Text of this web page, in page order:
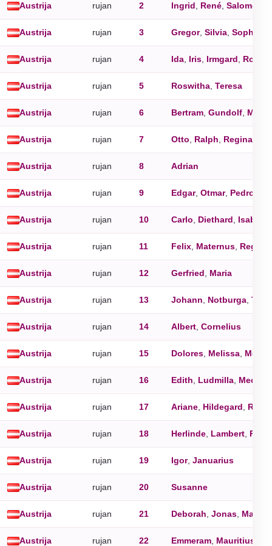
Austrija rujan 2 Ingrid René Salomon
Austrija rujan 3 Gregor, Silvia Sophie
Austrija rujan 4 Ida Iris Irmgard
Austrija rujan 5 Roswitha Teresa
Austrija rujan 6 Bertram Gundolf
Austrija rujan 7 Otto Ralph Regina
Austrija rujan 8 Adrian
Austrija rujan 9 Edgar, Otmar, Pedro
Austrija rujan 10 Carlo Diethard Isabella
Austrija rujan 11 Felix Maternus Regula
Austrija rujan 12 Gerfried Maria
Austrija rujan 13 Johann Notburga
Austrija rujan 14 Albert Cornelius
Austrija rujan 15 Dolores Melissa Melitta
Austrija rujan 16 Edith Ludmilla
Austrija rujan 17 Ariane Hildegard
Austrija rujan 18 Herlinde Lambert Rica
Austrija rujan 19 Igor, Januarius
Austrija rujan 20 Susanne
Austrija rujan 21 Deborah Jonas
Austrija rujan 22 Emmeram Mauritius